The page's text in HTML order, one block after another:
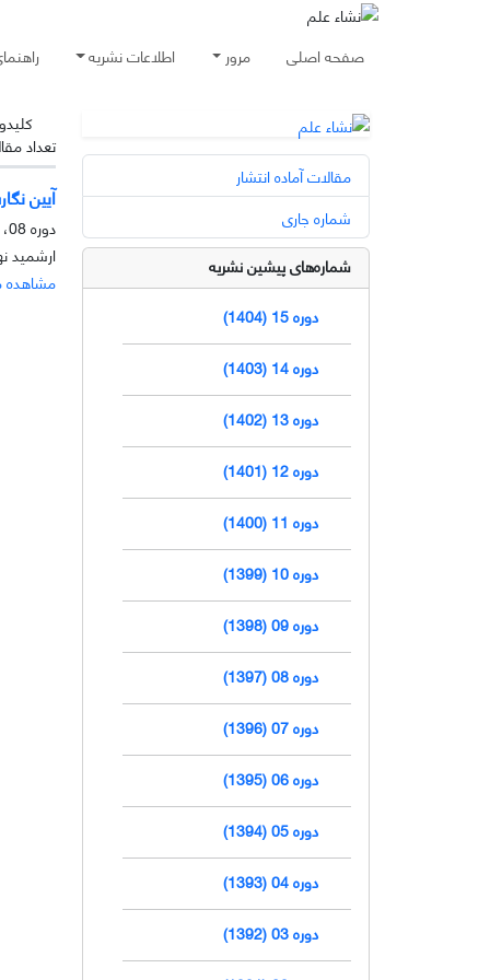
صفحه اصلی مرور اطلاعات نشریه
تعداد
آیین
دوره 08، شماره 1، خرداد 1396، صفحه
ارشمید
مشاهده
مقالات آماده انتشار
شماره جاری
شماره‌های پیشین نشریه
دوره 15 (1404)
دوره 14 (1403)
دوره 13 (1402)
دوره 12 (1401)
دوره 11 (1400)
دوره 10 (1399)
دوره 09 (1398)
دوره 08 (1397)
دوره 07 (1396)
دوره 06 (1395)
دوره 05 (1394)
دوره 04 (1393)
دوره 03 (1392)